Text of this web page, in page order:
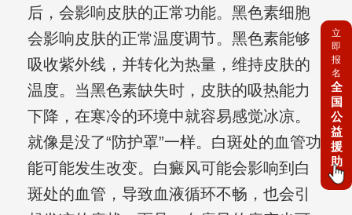
后，会影响皮肤的正常功能。黑色素细胞
会影响皮肤的正常温度调节。黑色素能够
吸收紫外线，并转化为热量，维持皮肤的
温度。当黑色素缺失时，皮肤的吸热能力
下降，在寒冷的环境中就容易感觉冰凉。
就像是没了“防护罩”一样。白斑处的血管功
能可能发生改变。白癜风可能会影响到白
斑处的血管，导致血液循环不畅，也会引
立
即
报
名
全
国
公
益
援
助